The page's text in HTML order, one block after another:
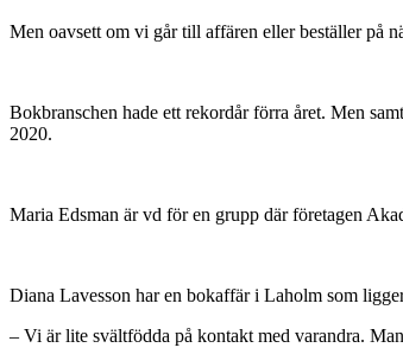
Men oavsett om vi går till affären eller beställer på
Bokbranschen hade ett rekordår förra året. Men
2020.
Maria Edsman är vd för en grupp där företagen
Diana Lavesson har en bokaffär i Laholm som
– Vi är lite svältfödda på kontakt med varandra.